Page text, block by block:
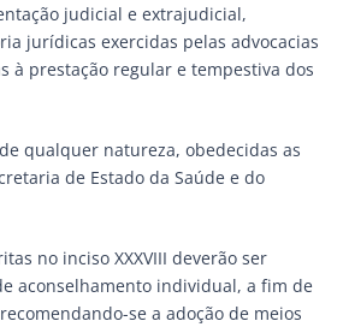
judicial e extrajudicial,
jurídicas exercidas pelas advocacias
à prestação regular e tempestiva dos
qualquer natureza, obedecidas as
de Estado da Saúde e do
no inciso XXXVIII deverão ser
aconselhamento individual, a fim de
se a adoção de meios